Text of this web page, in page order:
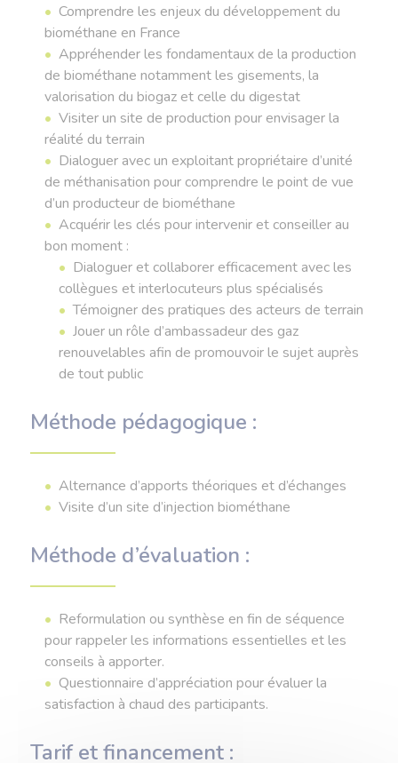
Comprendre les enjeux du développement du
biométhane en France
Appréhender les fondamentaux de la production
de biométhane notamment les gisements, la
valorisation du biogaz et celle du digestat
Visiter un site de production pour envisager la
réalité du terrain
Dialoguer avec un exploitant propriétaire d’unité
de méthanisation pour comprendre le point de vue
d’un producteur de biométhane
Acquérir les clés pour intervenir et conseiller au
bon moment :
Dialoguer et collaborer efficacement avec les
collègues et interlocuteurs plus spécialisés
Témoigner des pratiques des acteurs de terrain
Jouer un rôle d’ambassadeur des gaz
renouvelables afin de promouvoir le sujet auprès
de tout public
Méthode pédagogique :
Alternance d’apports théoriques et d’échanges
Visite d’un site d’injection biométhane
Méthode d’évaluation :
Reformulation ou synthèse en fin de séquence
pour rappeler les informations essentielles et les
conseils à apporter.
Questionnaire d’appréciation pour évaluer la
satisfaction à chaud des participants.
Tarif et financement :